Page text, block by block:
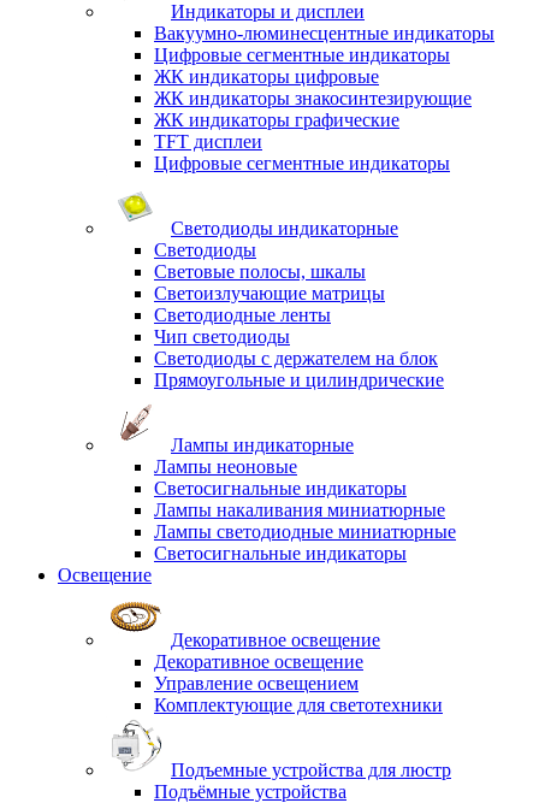
Индикаторы и дисплеи
Вакуумно-люминесцентные индикаторы
Цифровые сегментные индикаторы
ЖК индикаторы цифровые
ЖК индикаторы знакосинтезирующие
ЖК индикаторы графические
TFT дисплеи
Цифровые сегментные индикаторы
Светодиоды индикаторные
Светодиоды
Световые полосы, шкалы
Светоизлучающие матрицы
Светодиодные ленты
Чип светодиоды
Светодиоды с держателем на блок
Прямоугольные и цилиндрические
Лампы индикаторные
Лампы неоновые
Светосигнальные индикаторы
Лампы накаливания миниатюрные
Лампы светодиодные миниатюрные
Светосигнальные индикаторы
Освещение
Декоративное освещение
Декоративное освещение
Управление освещением
Комплектующие для светотехники
Подъемные устройства для люстр
Подъёмные устройства